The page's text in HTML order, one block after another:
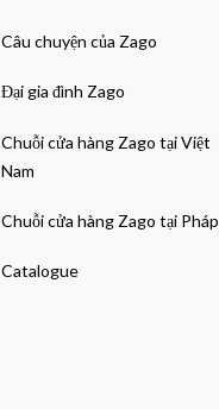
Câu chuyện của Zago
Đại gia đình Zago
Chuỗi cửa hàng Zago tại Việt
Nam
Chuỗi cửa hàng Zago tại Pháp
Catalogue